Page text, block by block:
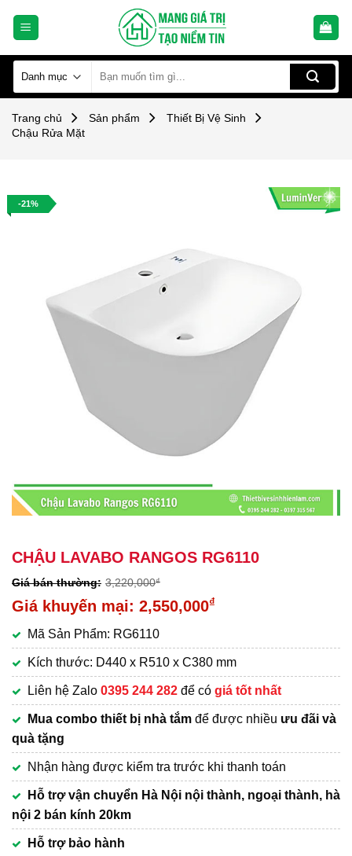
kiếm:
Trang chủ Sản phẩm
Thiết Bị Vệ Sinh
Chậu Rửa Mặt
-21%
CHẬU LAVABO RANGOS RG6110
3,220,000₫
Giá
là:
3,220,000₫.
2,550,000₫
hiện
tại
là:
2,550,000₫.
Mã Sản Phẩm: RG6110
Kích thước: D440 x R510 x C380 mm
Liên hệ Zalo 0395 244 282 để có giá tốt nhất
Mua combo thiết bị nhà tắm để được nhiều ưu đãi và
quà tặng
Nhận hàng được kiểm tra trước khi thanh toán
Hỗ trợ vận chuyển Hà Nội nội thành, ngoại thành, hà
nội 2 bán kính 20km
Hỗ trợ bảo hành